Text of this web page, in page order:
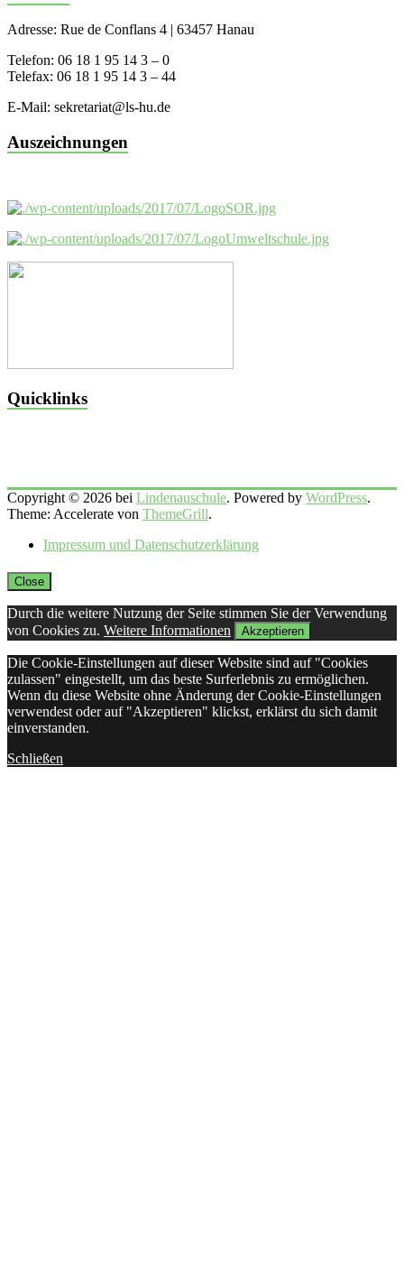
Adresse: Rue de Conflans 4 | 63457 Hanau
Telefon: 06 18 1 95 14 3 – 0
Telefax: 06 18 1 95 14 3 – 44
E-Mail: sekretariat@ls-hu.de
Auszeichnungen
Quicklinks
Copyright © 2026 bei Lindenauschule. Powered by WordPress.
Theme: Accelerate von ThemeGrill.
Impressum und Datenschutzerklärung
Close
Durch die weitere Nutzung der Seite stimmen Sie der Verwendung
von Cookies zu. Weitere Informationen Akzeptieren
Die Cookie-Einstellungen auf dieser Website sind auf "Cookies
zulassen" eingestellt, um das beste Surferlebnis zu ermöglichen.
Wenn du diese Website ohne Änderung der Cookie-Einstellungen
verwendest oder auf "Akzeptieren" klickst, erklärst du sich damit
einverstanden.
Schließen